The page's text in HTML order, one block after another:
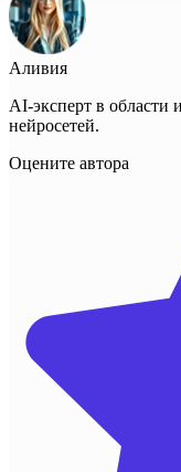
Аливия
AI-эксперт в области
нейросетей.
Оцените автора